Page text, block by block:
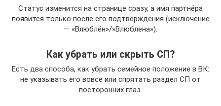
Статус изменится на странице сразу, а имя партнёра
появится только после его подтверждения (исключение
— «Влюблён»/»Влюблена»).
Как убрать или скрыть СП?
Есть два способа, как убрать семейное положение в ВК:
не указывать его вовсе или спрятать раздел СП от
посторонних глаз.